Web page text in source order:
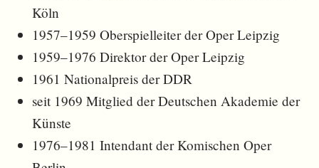
Köln
1957–1959 Oberspielleiter der Oper Leipzig
1959–1976 Direktor der Oper Leipzig
1961 Nationalpreis der DDR
seit 1969 Mitglied der Deutschen Akademie der
Künste
1976–1981 Intendant der Komischen Oper